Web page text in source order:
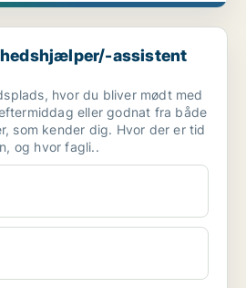
assistent søges til li...
assistent
hvor du bliver mødt med
eller godnat fra både
som kender dig. Hvor der er tid
og hvor fagli..